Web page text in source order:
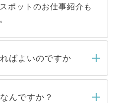
ポットのお仕事紹介も
ばよいのですか
たら、弊社担当者がご
その後メールもしくは
んですか？